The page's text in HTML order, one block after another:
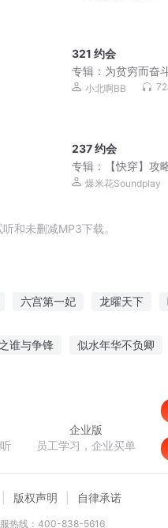
321 约会
专辑： 为贫穷而奋
八千里路领衔丨文
小北啊BB
237 约会
专辑：
【快穿】攻
搞笑丨双男主
爆米花Soundplay
和未删减MP3下载。
六宫第一妃 龙曜天下
谁与争锋 似水年华不负卿
企业版
员工学习，企业买单
版权声明 自律承诺
热线：400-838-5616